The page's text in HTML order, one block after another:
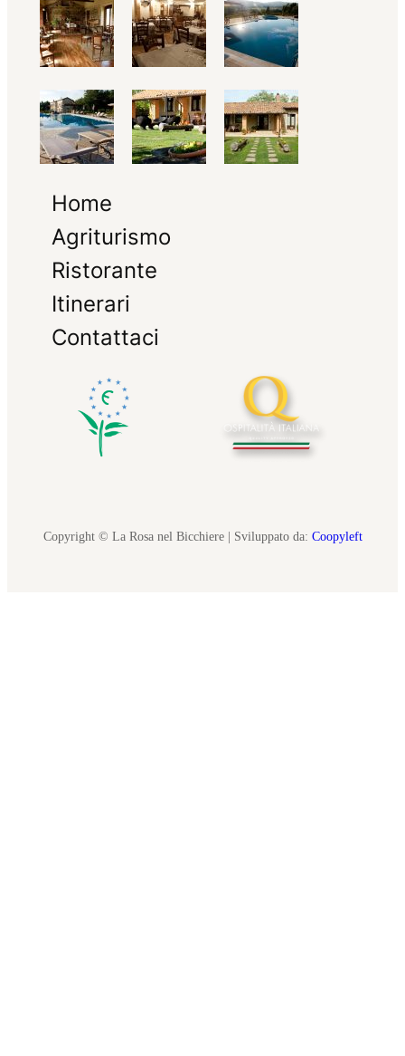
Home
Agriturismo
Ristorante
Itinerari
Contattaci
Copyright © La Rosa nel Bicchiere | Sviluppato da: Coopyleft